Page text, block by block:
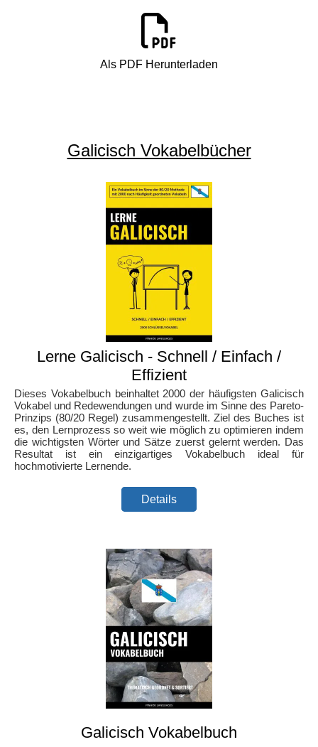
Als PDF Herunterladen
Galicisch Vokabelbücher
Lerne Galicisch - Schnell / Einfach /
Effizient
Dieses Vokabelbuch beinhaltet 2000 der häufigsten Galicisch
Vokabel und Redewendungen und wurde im Sinne des Pareto-
Prinzips (80/20 Regel) zusammengestellt. Ziel des Buches ist
es, den Lernprozess so weit wie möglich zu optimieren indem
die wichtigsten Wörter und Sätze zuerst gelernt werden. Das
Resultat ist ein einzigartiges Vokabelbuch ideal für
hochmotivierte Lernende.
Details
Galicisch Vokabelbuch